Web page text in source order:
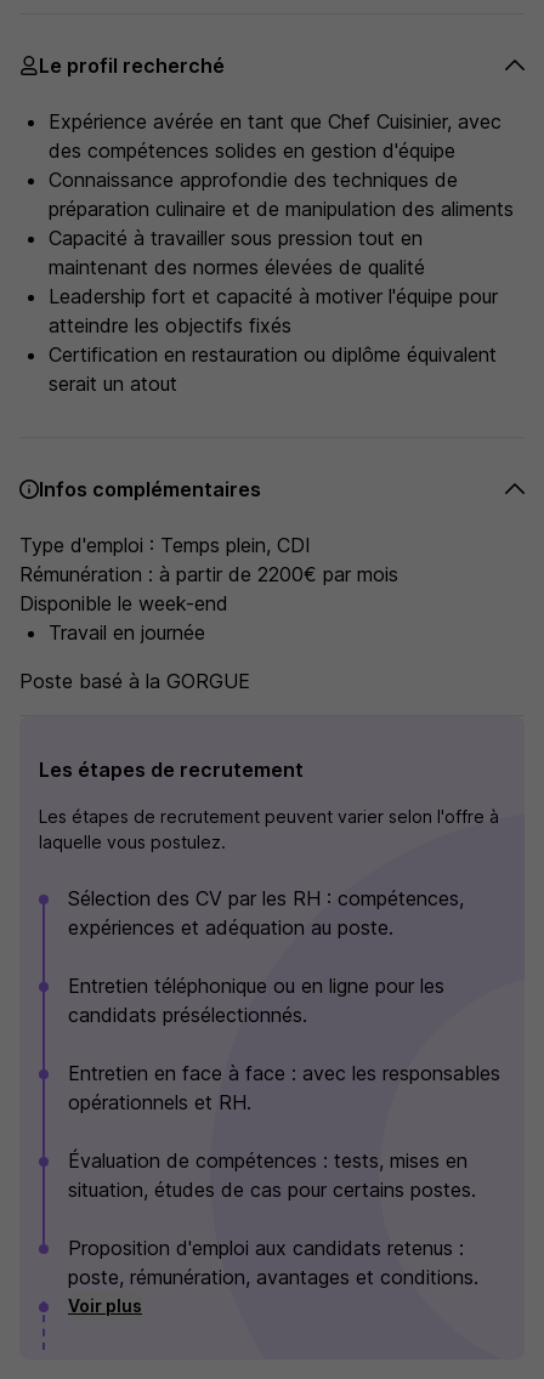
Le profil recherché
Expérience avérée en tant que Chef Cuisinier, avec
des compétences solides en gestion d'équipe
Connaissance approfondie des techniques de
préparation culinaire et de manipulation des aliments
Capacité à travailler sous pression tout en
maintenant des normes élevées de qualité
Leadership fort et capacité à motiver l'équipe pour
atteindre les objectifs fixés
Certification en restauration ou diplôme équivalent
serait un atout
Infos complémentaires
Type d'emploi : Temps plein, CDI
Rémunération : à partir de 2200€ par mois
Disponible le week-end
Travail en journée
Poste basé à la GORGUE
Les étapes de recrutement
Les étapes de recrutement peuvent varier selon l'offre à
laquelle vous postulez.
Sélection des CV par les RH : compétences,
expériences et adéquation au poste.
Entretien téléphonique ou en ligne pour les
candidats présélectionnés.
Entretien en face à face : avec les responsables
opérationnels et RH.
Évaluation de compétences : tests, mises en
situation, études de cas pour certains postes.
Proposition d'emploi aux candidats retenus :
poste, rémunération, avantages et conditions.
Voir plus